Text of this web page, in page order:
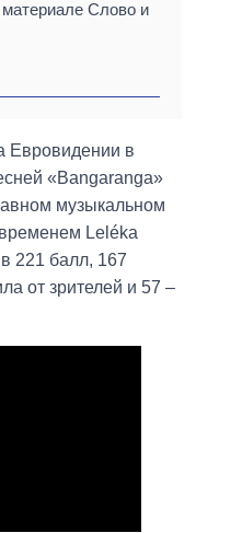
Слово и
Евровидении в
«Bangaranga»
музыкальном
Leléka
221 балл, 167
от зрителей и 57 –